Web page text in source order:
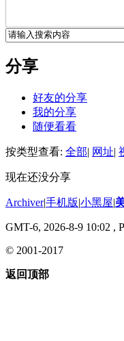
分享
好友的分享
我的分享
随便看看
按类型查看: 全部| 网址|
现在还没分享
Archiver|手机版|小黑屋|
GMT-6, 2026-8-9 10:02 ,
© 2001-2017
返回顶部